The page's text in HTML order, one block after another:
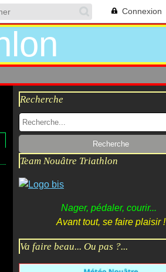
Connexion
Recherche
Team Nouâtre Triathlon
Nager, pédaler, courir...
Avant tout, se faire plaisir !
Va faire beau... Ou pas ?...